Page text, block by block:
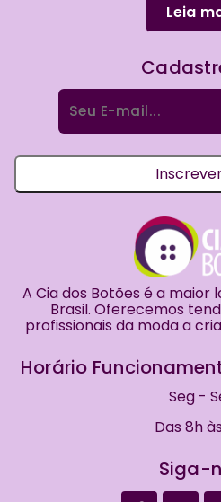
Leia
A Cia dos Botões é a maior
Brasil. Oferecemos
profissionais da moda a
Horário
Seg -
Das 8h
Siga-